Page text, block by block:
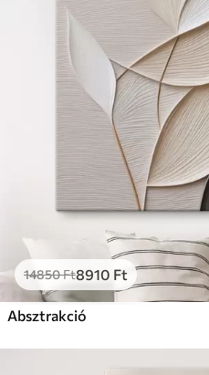
14850Ft8910 Ft
Absztrakció